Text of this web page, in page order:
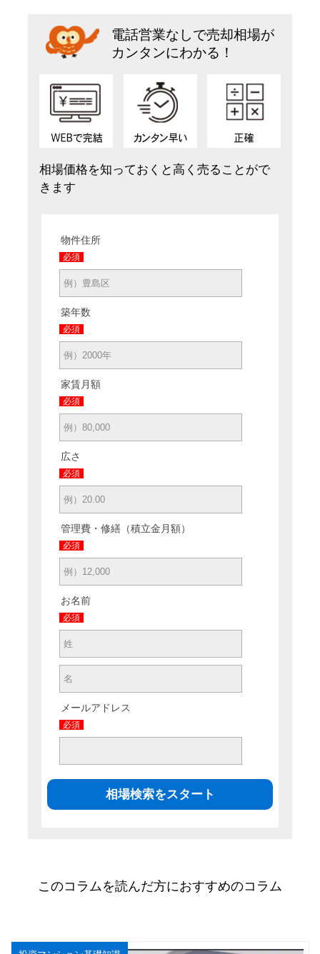
電話営業なしで売却相場が
カンタンにわかる！
相場価格を知っておくと高く売ることがで
きます
物件住所
必須
築年数
必須
家賃月額
必須
広さ
必須
管理費・修繕（積立金月額）
必須
お名前
必須
メールアドレス
必須
このコラムを読んだ方におすすめのコラム